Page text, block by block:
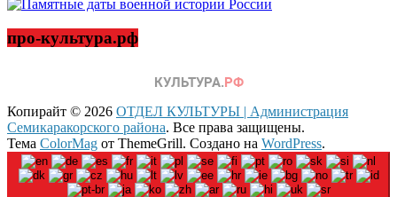
про-культура.рф
Копирайт © 2026 ОТДЕЛ КУЛЬТУРЫ | Администрация
Семикаракорского района. Все права защищены.
Тема ColorMag от ThemeGrill. Создано на WordPress.